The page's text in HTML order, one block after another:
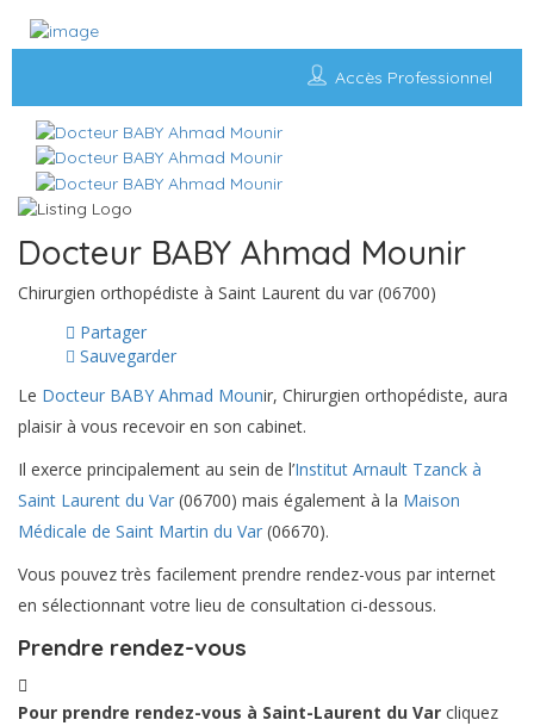
Accès Professionnel
Docteur BABY Ahmad Mounir
Chirurgien orthopédiste à Saint Laurent du var (06700)
Partager
Sauvegarder
Le Docteur BABY Ahmad Mounir, Chirurgien orthopédiste, aura
plaisir à vous recevoir en son cabinet.
Il exerce principalement au sein de l’Institut Arnault Tzanck à
Saint Laurent du Var (06700) mais également à la Maison
Médicale de Saint Martin du Var (06670).
Vous pouvez très facilement prendre rendez-vous par internet
en sélectionnant votre lieu de consultation ci-dessous.
Prendre rendez-vous
Pour prendre rendez-vous à Saint-Laurent du Var cliquez